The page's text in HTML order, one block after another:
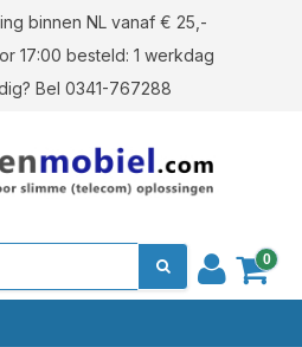
binnen NL vanaf € 25,-
17:00 besteld: 1 werkdag
Bel 0341-767288
0